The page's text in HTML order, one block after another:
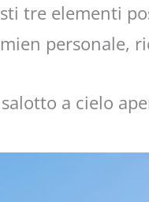
tre elementi
personale,
a cielo